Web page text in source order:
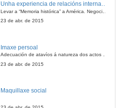
Unha experiencia de relacións internacionais
23 de abr. de 2015
Imaxe persoal
Adecuación de atavíos á natureza dos actos sociais
23 de abr. de 2015
Maquillaxe social